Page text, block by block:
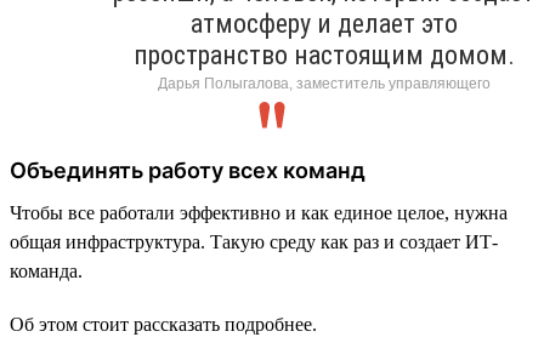
атмосферу и делает это
пространство настоящим домом.
Дарья Полыгалова, заместитель управляющего
Объединять работу всех команд
Чтобы все работали эффективно и как единое целое, нужна
общая инфраструктура. Такую среду как раз и создает ИТ-
команда.
Об этом стоит рассказать подробнее.